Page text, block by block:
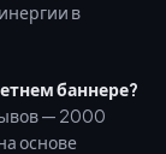
в
баннере?
— 2000
основе